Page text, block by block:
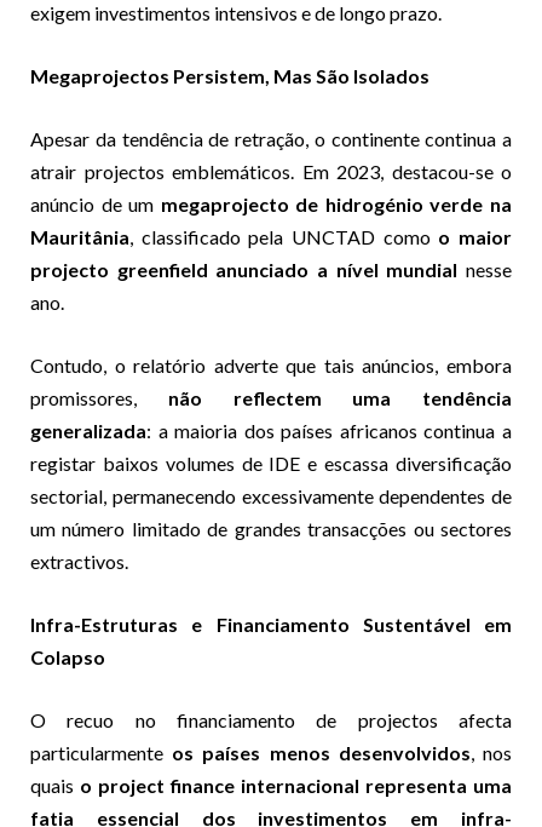
exigem investimentos intensivos e de longo prazo.
Megaprojectos Persistem, Mas São Isolados
Apesar da tendência de retração, o continente continua a
atrair projectos emblemáticos. Em 2023, destacou-se o
anúncio de um megaprojecto de hidrogénio verde na
Mauritânia, classificado pela UNCTAD como o maior
projecto greenfield anunciado a nível mundial nesse
ano.
Contudo, o relatório adverte que tais anúncios, embora
promissores, não reflectem uma tendência
generalizada: a maioria dos países africanos continua a
registar baixos volumes de IDE e escassa diversificação
sectorial, permanecendo excessivamente dependentes de
um número limitado de grandes transacções ou sectores
extractivos.
Infra-Estruturas e Financiamento Sustentável em
Colapso
O recuo no financiamento de projectos afecta
particularmente os países menos desenvolvidos, nos
quais o project finance internacional representa uma
fatia essencial dos investimentos em infra-